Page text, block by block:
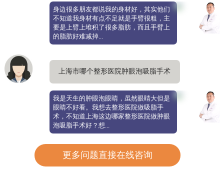
身边很多朋友都说我的身材好，其实他们
不知道我身材有点不足就是手臂很粗，主
要是上臂上堆积了很多脂肪，而且手臂上
的脂肪好难减掉...
上海市哪个整形医院肿眼泡吸脂手术
好，抽脂技术靠谱
我是天生的肿眼泡眼睛，虽然眼睛大但是
眼睛不好看。我想去整形医院做吸脂手
术，不知道上海这边哪家整形医院做肿眼
泡吸脂手术好？想...
更多问题直接在线咨询